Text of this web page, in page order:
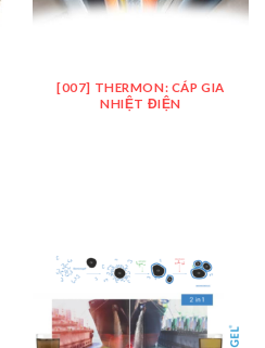
[007] THERMON: CÁP GIA
NHIỆT ĐIỆN